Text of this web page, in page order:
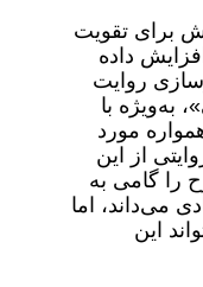
برای تقویت
داده
روایت
به‌ویژه با
مورد
از این
را گامی به
می‌داند، اما
این